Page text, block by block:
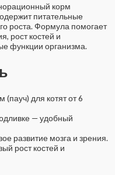
корм
питательные
роста. Формула помогает
рост костей и
функции организма.
для котят от 6
— удобный
развитие мозга и зрения.
рост костей и